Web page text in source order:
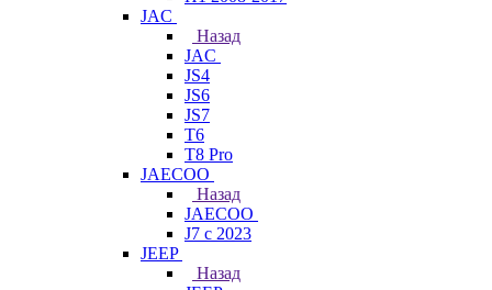
JAC
Назад
JAC
JS4
JS6
JS7
T6
T8 Pro
JAECOO
Назад
JAECOO
J7 с 2023
JEEP
Назад